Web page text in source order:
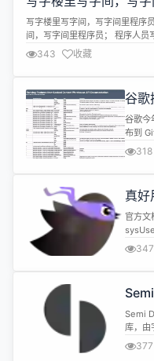
写字楼里写字间，写字间里程序
间，写字间里程序员； 程序人员
醉酒还来网下眠； 醉酒酒醒日
鞠躬老板前； 别人笑我太疯癫
程序员。 所以您需要魔法棒，
343 收藏
谷歌
名内
谷歌今
布到
文件
市场
章，本
中的证
318
真
官方
347
业级
Semi
库，由
维护
箱即
377